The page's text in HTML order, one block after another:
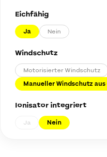
Eichfähig
Ja Nein
Windschutz
Motorisierter Windschutz
Manueller Windschutz aus
Ionisator integriert
Ja Nein